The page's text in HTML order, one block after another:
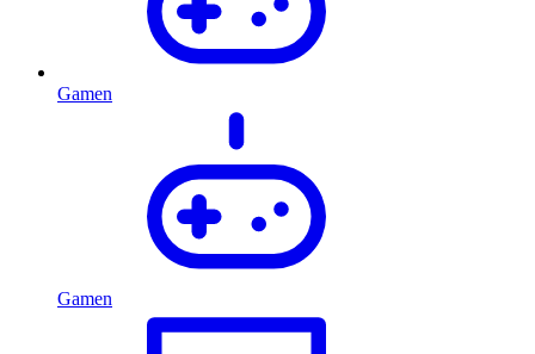
Gamen
Gamen